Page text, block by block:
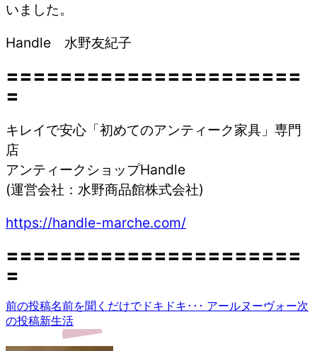
いました。
Handle 水野友紀子
〓〓〓〓〓〓〓〓〓〓〓〓〓〓〓〓〓〓〓〓〓〓
〓
キレイで安心「初めてのアンティーク家具」専門
店
アンティークショップHandle
(運営会社：水野商品館株式会社)
https://handle-marche.com/
〓〓〓〓〓〓〓〓〓〓〓〓〓〓〓〓〓〓〓〓〓〓
〓
投
稿
前の投稿名前を聞くだけでドキドキ･･･ アールヌーヴォー次
の投稿新生活